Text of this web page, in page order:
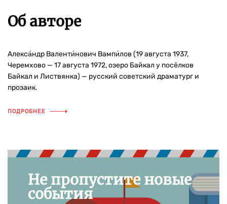
Об авторе
Алекса́ндр Валенти́нович Вампи́лов (19 августа 1937,
Черемхово — 17 августа 1972, озеро Байкал у посёлков
Байкал и Листвянка) — русский советский драматург и
прозаик.
ПОДРОБНЕЕ
Не пропустите новые
события